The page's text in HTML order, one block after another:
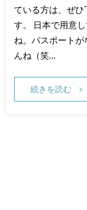
ている方は、ぜ
す。 日本で用意
ね。パスポート
んね（笑…
続きを読む